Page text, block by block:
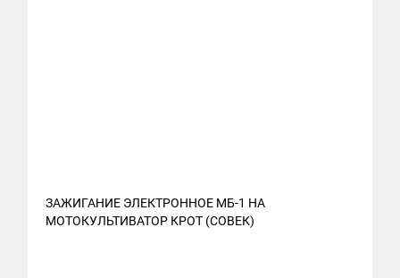
ЗАЖИГАНИЕ ЭЛЕКТРОННОЕ МБ-1 НА
МОТОКУЛЬТИВАТОР КРОТ (СОВЕК)